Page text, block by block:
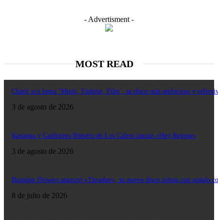
- Advertisment -
MOST READ
Charli xcx lanza ‘Music, Fashion, Film’, su disco más ambicioso y
3 de agosto de 2026
Kapanga y Guillermo Bonetto de Los Cafres lanzan «Hoy Reggae»
3 de agosto de 2026
Brandon Flowers anunció «Thrasher», su nuevo disco solista con sonido
8 de julio de 2026